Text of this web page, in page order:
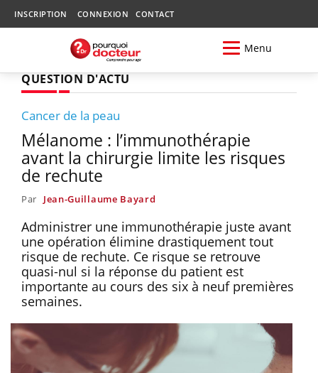
INSCRIPTION CONNEXION CONTACT
Menu
QUESTION D'ACTU
Cancer de la peau
Mélanome : l’immunothérapie
avant la chirurgie limite les risques
de rechute
Par Jean-Guillaume Bayard
Administrer une immunothérapie juste avant
une opération élimine drastiquement tout
risque de rechute. Ce risque se retrouve
quasi-nul si la réponse du patient est
importante au cours des six à neuf premières
semaines.